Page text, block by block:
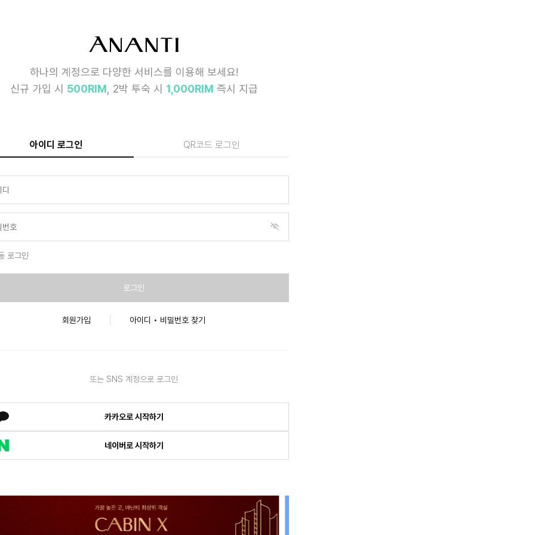
하나의 계정으로 다양한 서비스를 이용해 보세요!
신규 가입 시 500RIM, 2박 투숙 시 1,000RIM 즉시 지급
아이디 로그인 QR코드 로그인
로그인
로그인
회원가입 아이디 • 비밀번호 찾기
또는 SNS 계정으로 로그인
카카오로 시작하기
네이버로 시작하기